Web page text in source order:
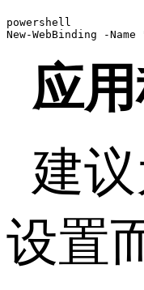
powershell
New-WebBinding -
应
建
设置